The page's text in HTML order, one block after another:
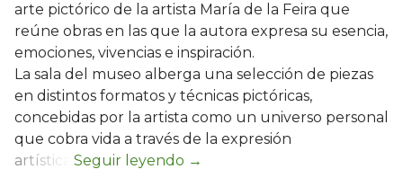
arte pictórico de la artista María de la Feira que
reúne obras en las que la autora expresa su esencia,
emociones, vivencias e inspiración.
La sala del museo alberga una selección de piezas
en distintos formatos y técnicas pictóricas,
concebidas por la artista como un universo personal
que cobra vida a través de la expresión
artística.